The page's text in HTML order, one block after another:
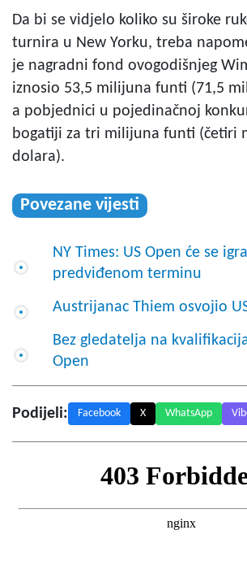
Da bi se vidjelo koliko su široke
turnira u New Yorku, treba
je nagradni fond ovogodišnjeg
iznosio 53,5 milijuna funti (71,5
a pobjednici u pojedinačnoj
bogatiji za tri milijuna funti (četiri
dolara).
Povezane vijesti
NY Times: US Open će se
predviđenom terminu
Austrijanac Thiem osvojio
Bez gledatelja na
Open
Podijeli: Facebook X WhatsApp